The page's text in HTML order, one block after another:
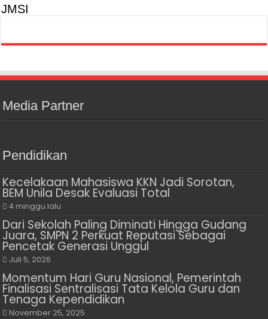
JMSI
Media Partner
Pendidikan
Kecelakaan Mahasiswa KKN Jadi Sorotan,
BEM Unila Desak Evaluasi Total
4 minggu lalu
Dari Sekolah Paling Diminati Hingga Gudang
Juara, SMPN 2 Perkuat Reputasi Sebagai
Pencetak Generasi Unggul
Juli 5, 2026
Momentum Hari Guru Nasional, Pemerintah
Finalisasi Sentralisasi Tata Kelola Guru dan
Tenaga Kependidikan
November 25, 2025